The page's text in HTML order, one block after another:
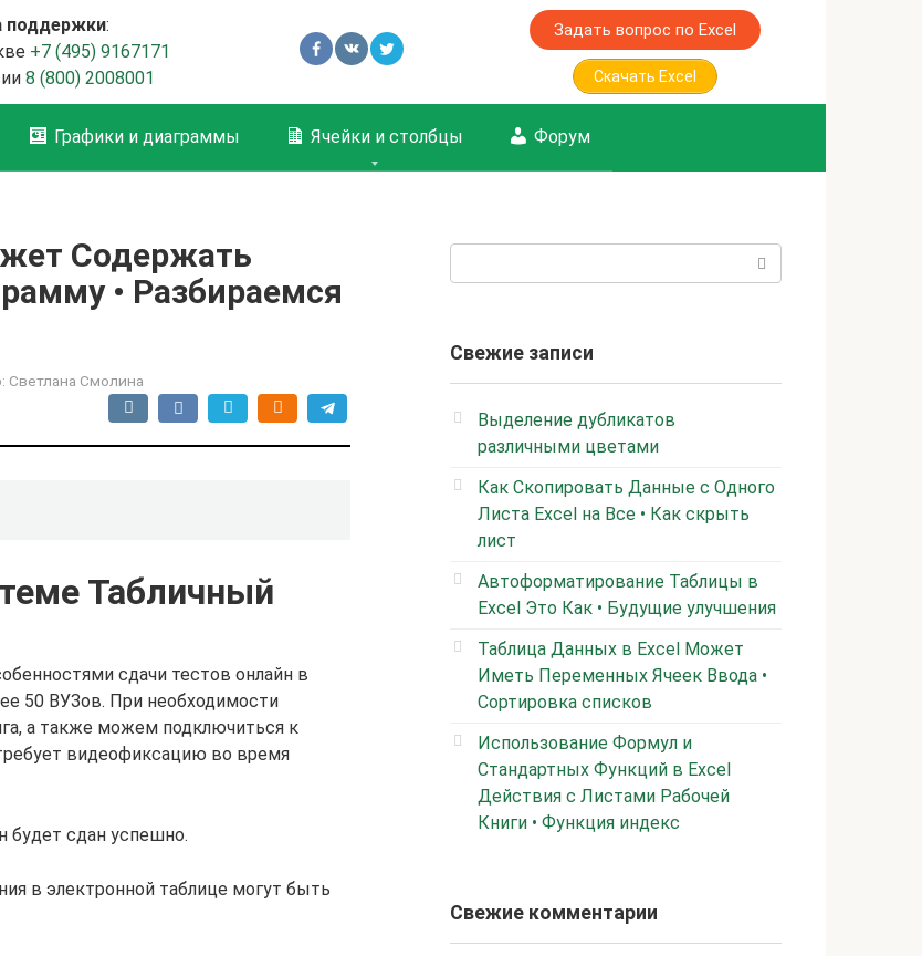
поддержки:
+7 (495) 9167171
8 (800) 2008001
Задать вопрос по Excel
Скачать Excel
Графики и диаграммы Ячейки и столбцы Форум
Содержать
• Разбираемся
Светлана Смолина
Табличный
сдачи тестов онлайн в
50 ВУЗов. При необходимости
а также можем подключиться к
видеофиксацию во время
будет сдан успешно.
в электронной таблице могут быть
Свежие записи
Выделение дубликатов
различными цветами
Как Скопировать Данные с Одного
Листа Excel на Все • Как скрыть
лист
Автоформатирование Таблицы в
Excel Это Как • Будущие улучшения
Таблица Данных в Excel Может
Иметь Переменных Ячеек Ввода •
Сортировка списков
Использование Формул и
Стандартных Функций в Excel
Действия с Листами Рабочей
Книги • Функция индекс
Свежие комментарии